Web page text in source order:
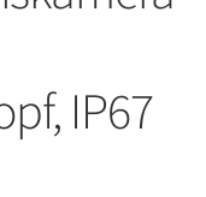
IP67